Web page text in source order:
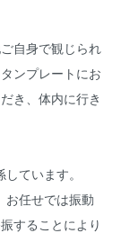
自身で観じられ
ンプレートにお
き、体内に行き
ています。
お任せでは振動
することにより